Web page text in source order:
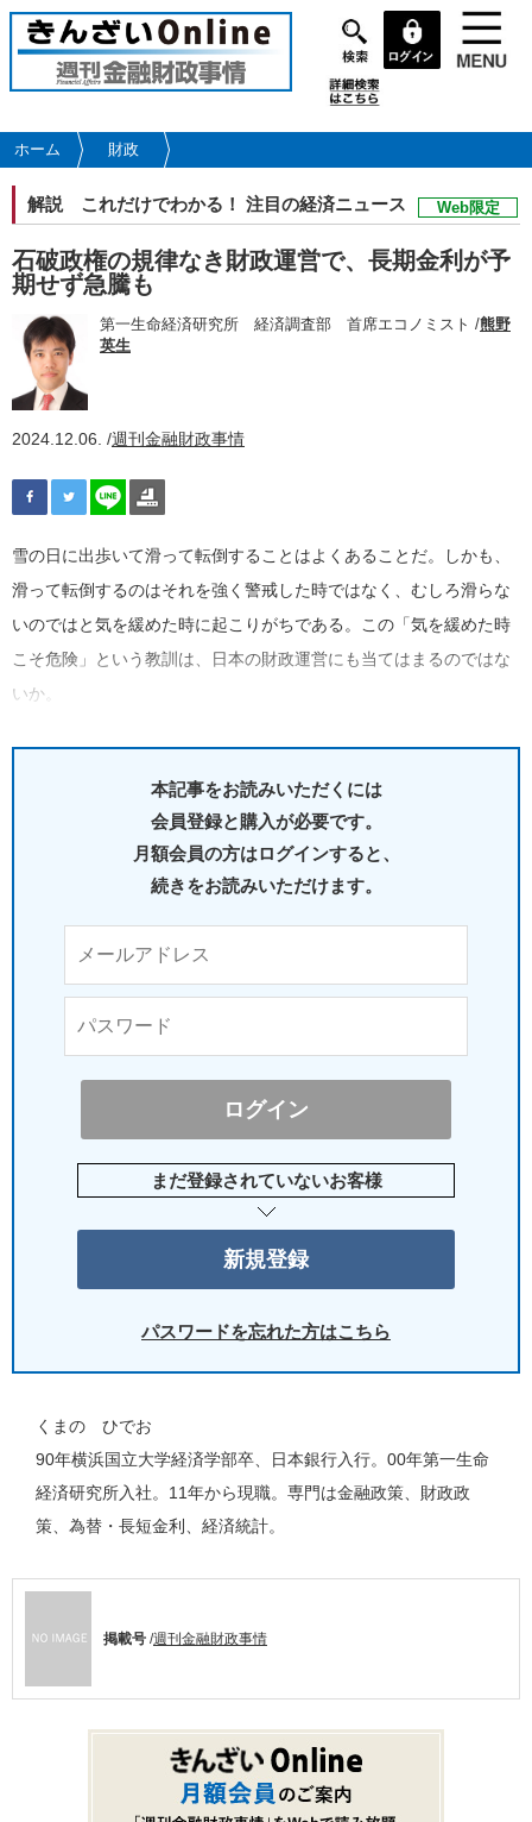
メ
イ
コ
ン
ツ
に
移
動
ホーム 財政
解説 これだけでわかる！ 注目の経済ニュース Web限定
石破政権の規律なき財政運営で、長期金利が予
期せず急騰も
第一生命経済研究所 経済調査部 首席エコノミスト /熊野
英生
2024.12.06. /週刊金融財政事情
雪の日に出歩いて滑って転倒することはよくあることだ。しかも、
滑って転倒するのはそれを強く警戒した時ではなく、むしろ滑らな
いのではと気を緩めた時に起こりがちである。この「気を緩めた時
こそ危険」という教訓は、日本の財政運営にも当てはまるのではな
いか。
本記事をお読みいただくには
会員登録と購入が必要です。
月額会員の方はログインすると、
続きをお読みいただけます。
まだ登録されていないお客様
パスワードを忘れた方はこちら
くまの ひでお
90年横浜国立大学経済学部卒、日本銀行入行。00年第一生命
経済研究所入社。11年から現職。専門は金融政策、財政政
策、為替・長短金利、経済統計。
掲載号 /週刊金融財政事情